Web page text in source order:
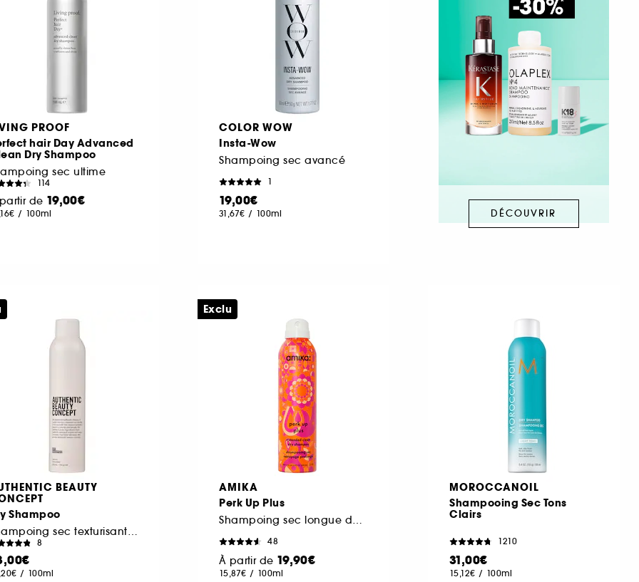
PROOF
hair Day Advanced
Dry Shampoo
sec ultime
114
de 19,00€
/ 100ml
COLOR WOW
Insta-Wow
Shampoing sec avancé
1
19,00€
31,67€ / 100ml DÉCOUVRIR
BEAUTY
Shampoo
8
/ 100ml
AMIKA
Perk Up Plus
48
À partir de 19,90€
15,87€ / 100ml
Exclu
MOROCCANOIL
Shampooing Sec Tons
Clairs
1210
31,00€
15,12€ / 100ml